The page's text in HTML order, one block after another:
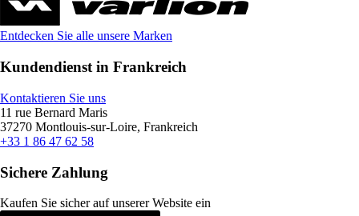
Entdecken Sie alle unsere Marken
Kundendienst in Frankreich
Kontaktieren Sie uns
11 rue Bernard Maris
37270 Montlouis-sur-Loire, Frankreich
+33 1 86 47 62 58
Sichere Zahlung
Kaufen Sie sicher auf unserer Website ein